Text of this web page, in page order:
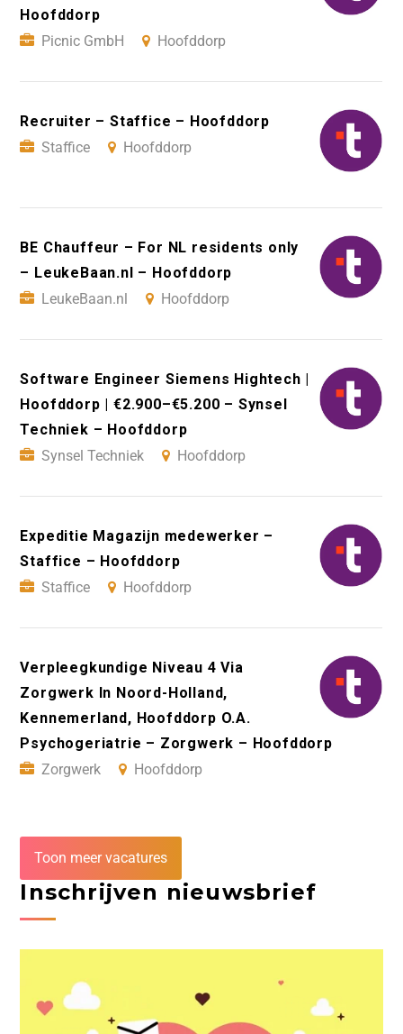
Hoofddorp
Picnic GmbH
Hoofddorp
Recruiter – Staffice – Hoofddorp
Staffice
Hoofddorp
BE Chauffeur – For NL residents only
– LeukeBaan.nl – Hoofddorp
LeukeBaan.nl
Hoofddorp
Software Engineer Siemens Hightech |
Hoofddorp | €2.900–€5.200 – Synsel
Techniek – Hoofddorp
Synsel Techniek
Hoofddorp
Expeditie Magazijn medewerker –
Staffice – Hoofddorp
Staffice
Hoofddorp
Verpleegkundige Niveau 4 Via
Zorgwerk In Noord-Holland,
Kennemerland, Hoofddorp O.A.
Psychogeriatrie – Zorgwerk – Hoofddorp
Zorgwerk
Hoofddorp
Toon meer vacatures
Inschrijven nieuwsbrief